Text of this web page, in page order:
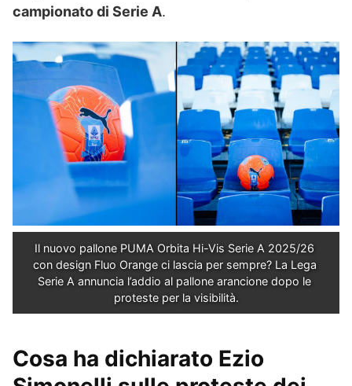
campionato di Serie A.
Il nuovo pallone PUMA Orbita Hi-Vis Serie A 2025/26
con design Fluo Orange ci lascia per sempre? La Lega
Serie A annuncia l’addio al pallone arancione dopo le
proteste per la visibilità.
Cosa ha dichiarato Ezio